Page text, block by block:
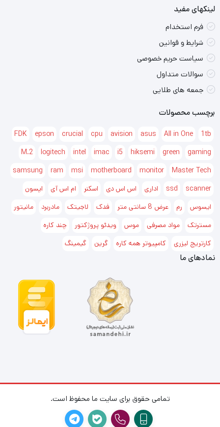
لینکهای مفید
فرم استخدام
شرایط و قوانین
سیاست حریم خصوصی
سوالات متداول
جمعه های طلایی
برچسب محصولات
1tb
All in One
asus
avision
cpu
crucial
epson
FDK
gaming
green
hiksemi
i5
imac
intel
logitech
M.2
Master Tech
monitor
motherboard
msi
ram
samsung
scanner
ssd اداری اس اس دی اسکنر ام اس آی
اپسون
ایسوس
رم عرض 8 سانتی متر فدک لاجیتک مادربرد
مانیتور
مسترتک
مواد مصرفی موس ویدئو پروژکتور
چند کاره
کارتریج لیزری
کامپیوتر همه کاره گرین گیمینگ
نمادهای ما
تمامی حقوق برای سایت ما محفوظ است.